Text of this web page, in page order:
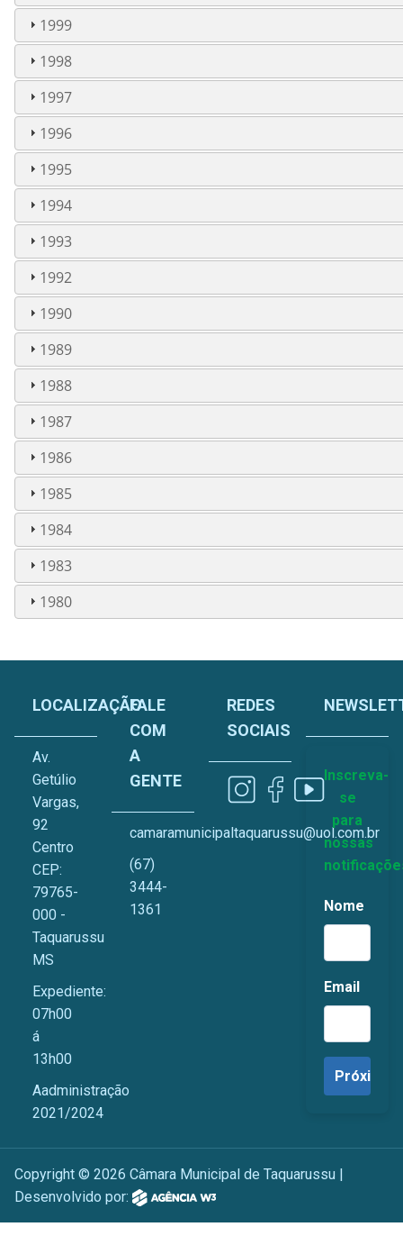
1999
1998
1997
1996
1995
1994
1993
1992
1990
1989
1988
1987
1986
1985
1984
1983
1980
LOCALIZAÇÃO
Av.
Getúlio
Vargas,
92
Centro
CEP:
79765-
000 -
Taquarussu
MS
Expediente:
07h00
á
13h00
Aadministração
2021/2024
FALE
COM
A
GENTE
camaramunicipaltaquarussu@uol.com.br
(67)
3444-
1361
REDES
SOCIAIS
Inscreva-
se
para
nossas
Nome
Email
Copyright © 2026 Câmara Municipal de Taquarussu |
Desenvolvido por: